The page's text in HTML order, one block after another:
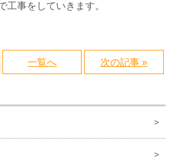
工事をしていきます。
一覧へ 次の記事 »